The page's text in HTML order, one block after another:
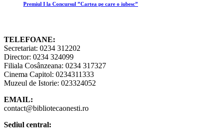
Premiul I la Concursul ”Cartea pe care o iubesc”
TELEFOANE:
Secretariat: 0234 312202
Director: 0234 324099
Filiala Cosânzeana: 0234 317327
Cinema Capitol: 0234311333
Muzeul de Istorie: 023324052
EMAIL:
contact@bibliotecaonesti.ro
Sediul central: